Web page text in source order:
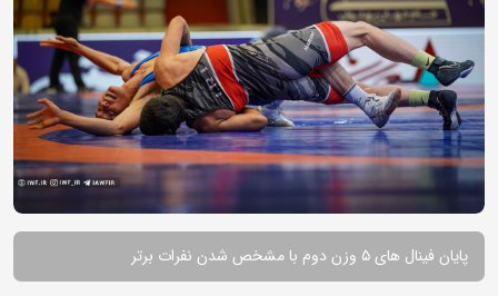
پایان فینال های ۵ وزن دوم با مشخص شدن نفرات برتر